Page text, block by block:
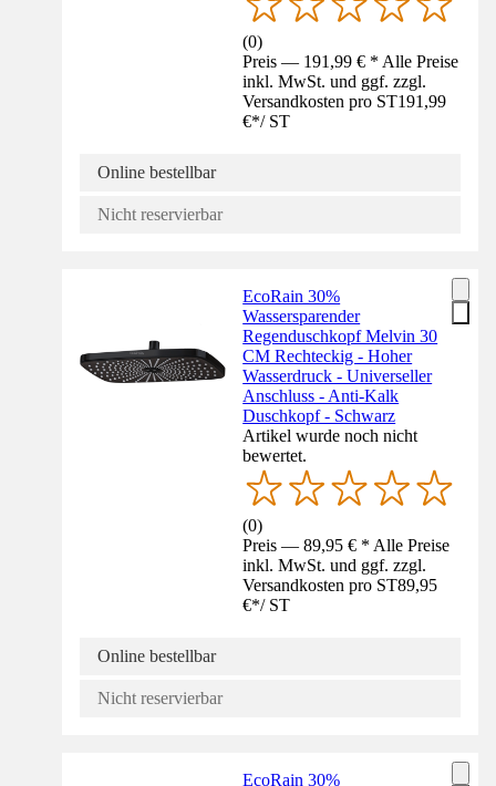
(0)
Preis — 191,99 € * Alle Preise
inkl. MwSt. und ggf. zzgl.
Versandkosten pro ST191,99
€*/ ST
Online bestellbar
Nicht reservierbar
EcoRain 30%
Wassersparender
Regenduschkopf Melvin 30
CM Rechteckig - Hoher
Wasserdruck - Universeller
Anschluss - Anti-Kalk
Duschkopf - Schwarz
Artikel wurde noch nicht
bewertet.
(0)
Preis — 89,95 € * Alle Preise
inkl. MwSt. und ggf. zzgl.
Versandkosten pro ST89,95
€*/ ST
Online bestellbar
Nicht reservierbar
EcoRain 30%